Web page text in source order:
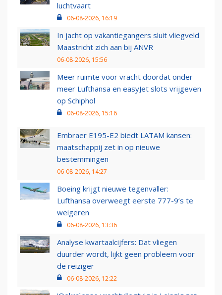
luchtvaart
06-08-2026, 16:19
In jacht op vakantiegangers sluit vliegveld
Maastricht zich aan bij ANVR
06-08-2026, 15:56
Meer ruimte voor vracht doordat onder
meer Lufthansa en easyJet slots vrijgeven
op Schiphol
06-08-2026, 15:16
Embraer E195-E2 biedt LATAM kansen:
maatschappij zet in op nieuwe
bestemmingen
06-08-2026, 14:27
Boeing krijgt nieuwe tegenvaller:
Lufthansa overweegt eerste 777-9’s te
weigeren
06-08-2026, 13:36
Analyse kwartaalcijfers: Dat vliegen
duurder wordt, lijkt geen probleem voor
de reiziger
06-08-2026, 12:22